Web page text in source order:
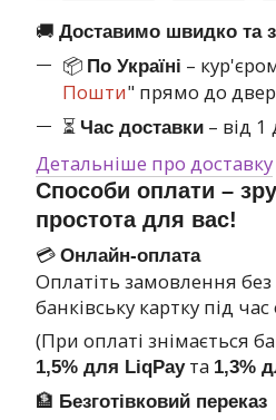
🚚 Доставимо швидко та
📦 По Україні –
Пошти" прямо до
⏳ Час доставки – від 1
Детальніше про доставку
Способи оплати –
простота для вас!
💳 Онлайн-оплата
Оплатіть замовлення
банківську картку під
(При оплаті знімається
1,5% для LiqPayта 1,3%
🏦 Безготівковий переказ